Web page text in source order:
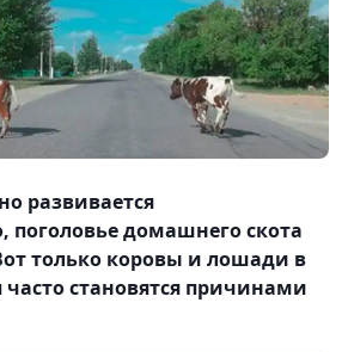
развивается
поголовье домашнего скота
только коровы и лошади в
часто становятся причинами